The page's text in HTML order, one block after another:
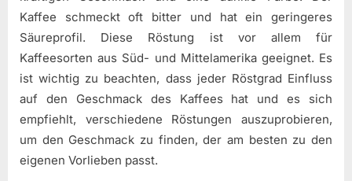
Kaffee schmeckt oft bitter und hat ein geringeres
Säureprofil. Diese Röstung ist vor allem für
Kaffeesorten aus Süd- und Mittelamerika geeignet. Es
ist wichtig zu beachten, dass jeder Röstgrad Einfluss
auf den Geschmack des Kaffees hat und es sich
empfiehlt, verschiedene Röstungen auszuprobieren,
um den Geschmack zu finden, der am besten zu den
eigenen Vorlieben passt.